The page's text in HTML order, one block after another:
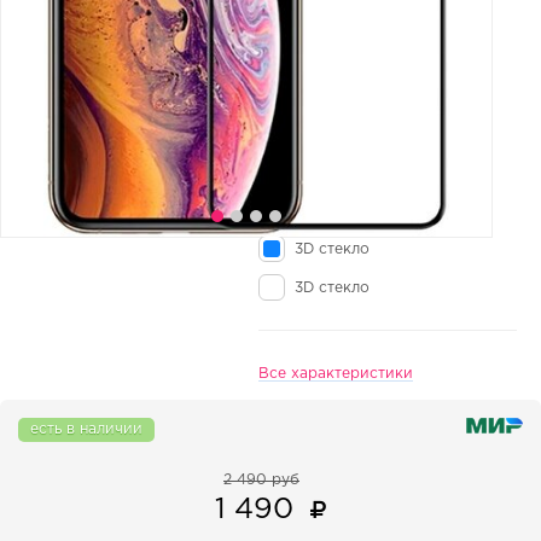
3D стекло
3D стекло
Все характеристики
есть в наличии
2 490 руб
1 490